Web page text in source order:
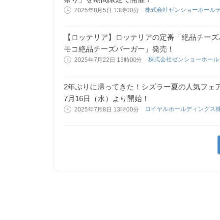
2025年8月5日 13時00分 株式会社ゼンショーホール
【ロッテリア】ロッテリアの定番「絶品チー
モコ絶品チーズバーガー」発売！
2025年7月22日 13時00分 株式会社ゼンショーホー
2年ぶりに帰ってきた！シズラー夏の人気フェ
7月16日（水）より開始！
2025年7月8日 13時00分 ロイヤルホールディングス